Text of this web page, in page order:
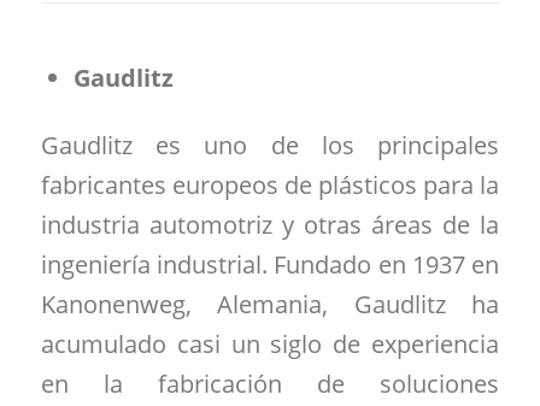
Gaudlitz
Gaudlitz es uno de los principales
fabricantes europeos de plásticos para la
industria automotriz y otras áreas de la
ingeniería industrial. Fundado en 1937 en
Kanonenweg, Alemania, Gaudlitz ha
acumulado casi un siglo de experiencia
en la fabricación de soluciones